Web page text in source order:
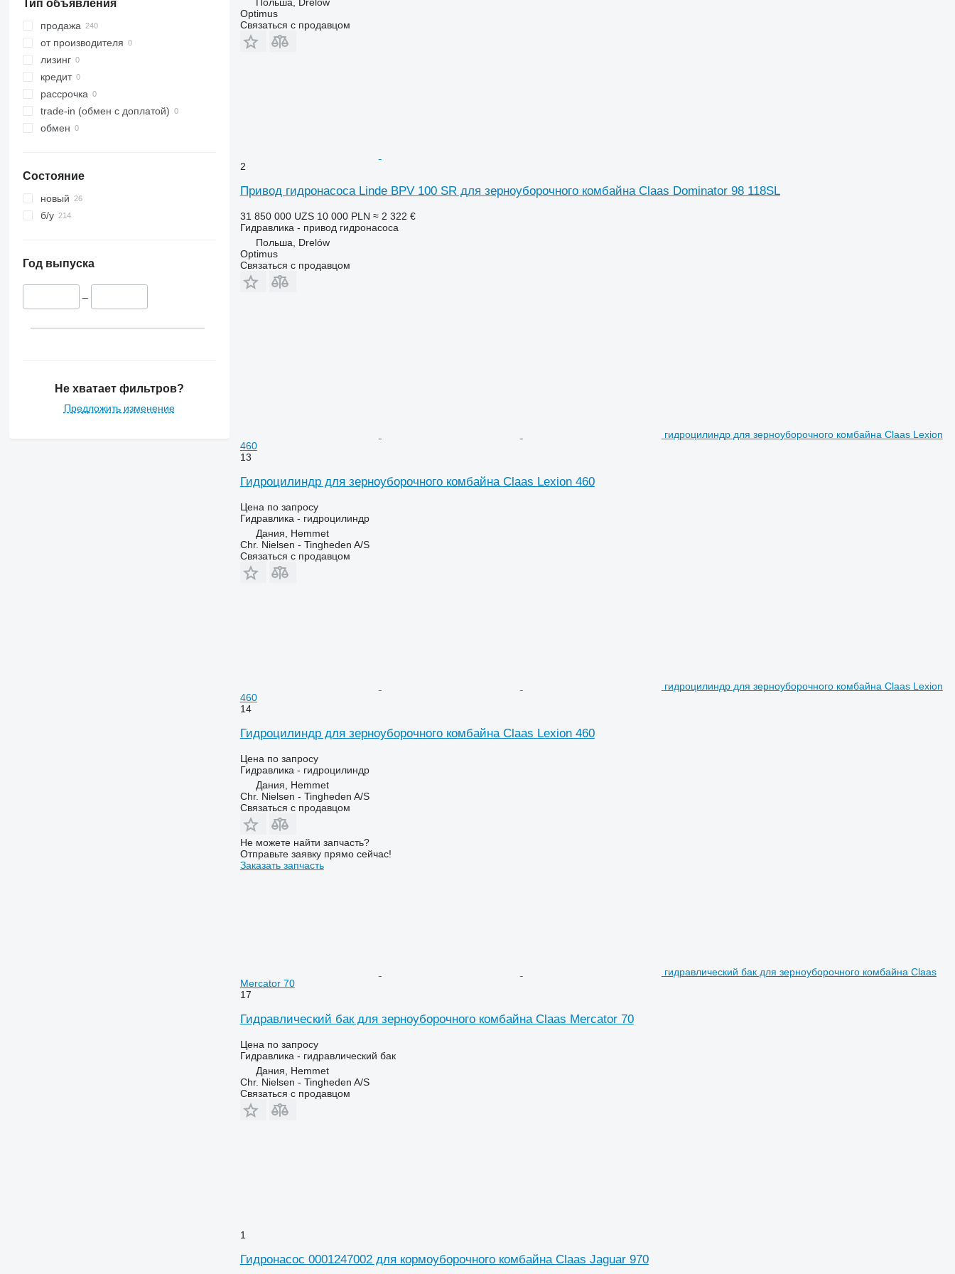
Тип объявления
продажа
от производителя
лизинг
кредит
рассрочка
trade-in (обмен с доплатой)
обмен
Состояние
новый
б/у
Год выпуска
–
Не хватает фильтров?
Предложить изменение
Optimus
Связаться с продавцом
2
Привод гидронасоса Linde BPV 100 SR для зерноуборочного комбайна Claas Dominator 98 118SL
31 850 000 UZS 10 000 PLN ≈ 2 322 €
Гидравлика - привод гидронасоса
Польша, Drelów
Optimus
Связаться с продавцом
гидроцилиндр для зерноуборочного комбайна Claas Lexion
460
13
Гидроцилиндр для зерноуборочного комбайна Claas Lexion 460
Цена по запросу
Гидравлика - гидроцилиндр
Дания, Hemmet
Chr. Nielsen - Tingheden A/S
Связаться с продавцом
гидроцилиндр для зерноуборочного комбайна Claas Lexion
460
14
Гидроцилиндр для зерноуборочного комбайна Claas Lexion 460
Цена по запросу
Гидравлика - гидроцилиндр
Дания, Hemmet
Chr. Nielsen - Tingheden A/S
Связаться с продавцом
Не можете найти запчасть?
Отправьте заявку прямо сейчас!
Заказать запчасть
гидравлический бак для зерноуборочного комбайна Claas
Mercator 70
17
Гидравлический бак для зерноуборочного комбайна Claas Mercator 70
Цена по запросу
Гидравлика - гидравлический бак
Дания, Hemmet
Chr. Nielsen - Tingheden A/S
Связаться с продавцом
1
Гидронасос 0001247002 для кормоуборочного комбайна Claas Jaguar 970